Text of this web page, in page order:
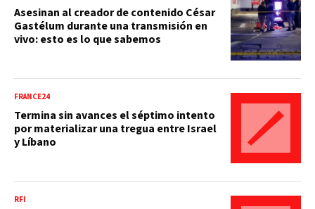
Asesinan al creador de contenido César
Gastélum durante una transmisión en
vivo: esto es lo que sabemos
FRANCE24
Termina sin avances el séptimo intento
por materializar una tregua entre Israel
y Líbano
RFI